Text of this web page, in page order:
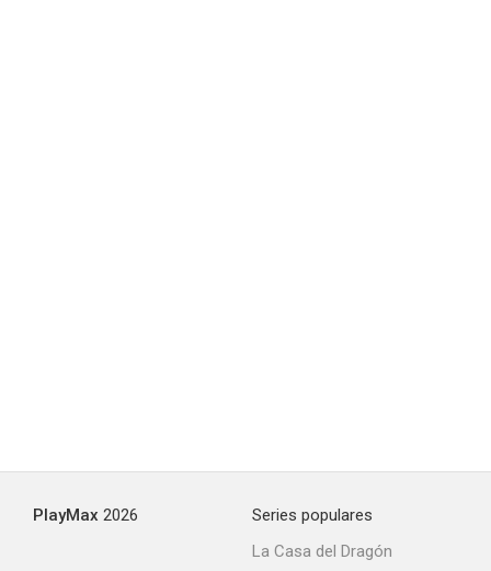
PlayMax 2026
Series populares
La Casa del Dragón